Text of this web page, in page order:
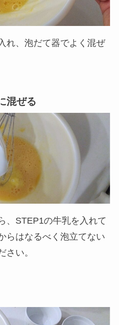
れ、泡だて器でよく混ぜ
混ぜる
、STEP1の牛乳を入れて
らはなるべく泡立てない
さい。